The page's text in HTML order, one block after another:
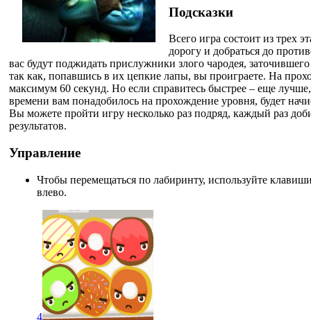
Подсказки
Всего игра состоит из трех
дорогу и добраться до
вас будут поджидать прислужники злого чародея,
так как, попавшись в их цепкие лапы, вы проиграете. На
максимум 60 секунд. Но если справитесь быстрее – еще
времени вам понадобилось на прохождение уровня, будет
Вы можете пройти игру несколько раз подряд, каждый раз
результатов.
Управление
Чтобы перемещаться по лабиринту, используйте
влево.
4